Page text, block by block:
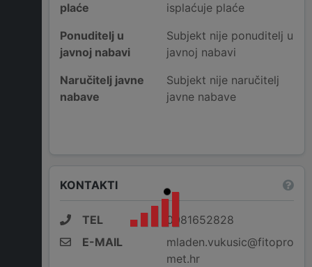
plaće
isplaćuje plaće
Ponuditelj u
javnoj nabavi
Subjekt nije ponuditelj u
javnoj nabavi
Naručitelj javne
nabave
Subjekt nije naručitelj
javne nabave
KONTAKTI
TEL
0981652828
E-MAIL
mladen.vukusic@fitopro
met.hr